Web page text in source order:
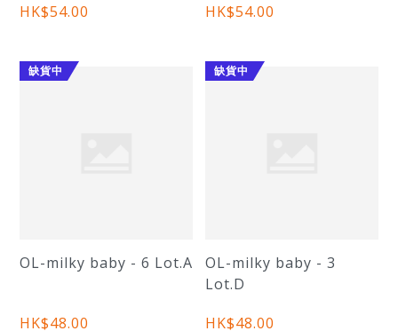
HK$54.00
HK$54.00
缺貨中
OL-milky baby - 6 Lot.A
HK$48.00
缺貨中
OL-milky baby - 3
Lot.D
HK$48.00